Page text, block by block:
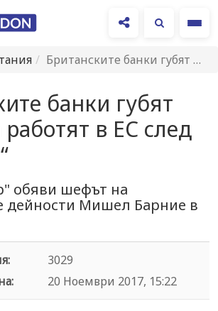
Британските банки губят право да работят в ЕС след „Брекзит“
банки губят
в ЕС след
обяви шефът на
дейности Мишел Барние в
3029
20 Ноември 2017, 15:22